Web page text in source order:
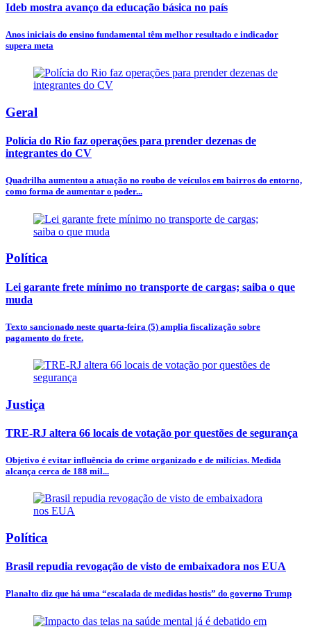
Ideb mostra avanço da educação básica no país
Anos iniciais do ensino fundamental têm melhor resultado e indicador
supera meta
Geral
Polícia do Rio faz operações para prender dezenas de
integrantes do CV
Quadrilha aumentou a atuação no roubo de veículos em bairros do entorno,
como forma de aumentar o poder...
Política
Lei garante frete mínimo no transporte de cargas; saiba o que
muda
Texto sancionado neste quarta-feira (5) amplia fiscalização sobre
pagamento do frete.
Justiça
TRE-RJ altera 66 locais de votação por questões de segurança
Objetivo é evitar influência do crime organizado e de milícias. Medida
alcança cerca de 188 mil...
Política
Brasil repudia revogação de visto de embaixadora nos EUA
Planalto diz que há uma “escalada de medidas hostis” do governo Trump